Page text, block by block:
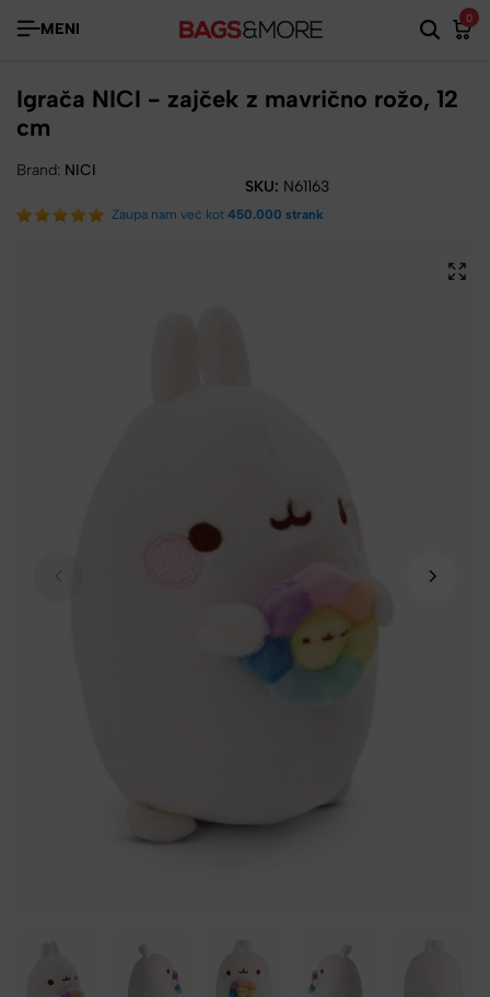
MENI
0
Igrača NICI - zajček z mavrično rožo, 12
cm
Brand: NICI
SKU: N61163
Zaupa nam več kot 450.000 strank